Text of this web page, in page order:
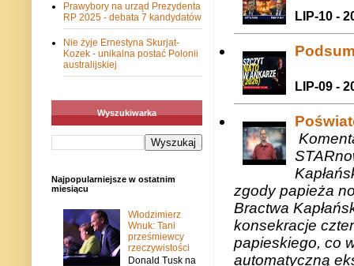
LIP-10 -
LIP-09 -
zgody papieża
Bractwa
konsekracje
papieskiego, co
automatyczną
Prawybory na urząd Prezydenta
RP 2025 - debata 7 kandydatów
Nie żyje Ernestyna Skurjat-
Kozek - unikalna postać Polonii
australijskiej
Wyszukiwarka
Najpopularniejsze w ostatnim
miesiącu
Włodzimierz
Wnuk: Tani
prześmiewcy
rzeczywistości
Donald Tusk na